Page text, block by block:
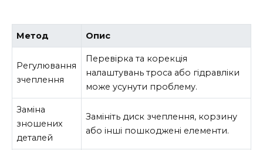
Метод Опис
Регулювання
зчеплення
Перевірка та корекція
налаштувань троса або гідравліки
може усунути проблему.
Заміна
зношених
деталей
Замініть диск зчеплення, корзину
або інші пошкоджені елементи.